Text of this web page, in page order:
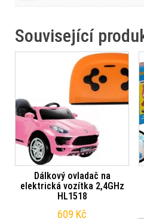
Související
Dálkový ovladač na
elektrická vozítka 2,4GHz
HL1518
609 Kč